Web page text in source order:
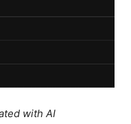
with AI